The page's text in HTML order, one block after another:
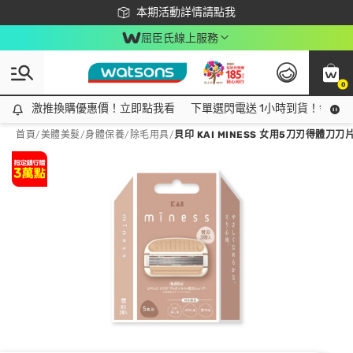
本期活動詳情請點我
下載app最高回饋$350
屈臣氏線上服務
0
激推換購優惠價！立即點我看
激推換購優惠價！立即點我看 下單選閃電送 1小時到貨！領神
首頁/美體美髮/身體保養/ 除毛用具/貝印 KAI MINESS 女用5刀刃得體刀刀